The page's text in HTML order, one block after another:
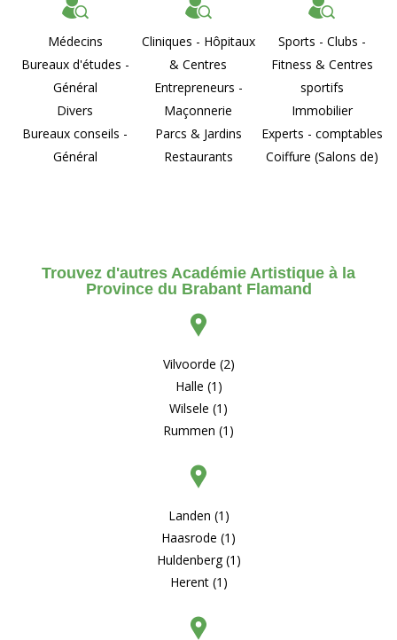
Médecins
Bureaux d'études -
Général
Divers
Bureaux conseils -
Général
Cliniques - Hôpitaux
& Centres
Entrepreneurs -
Maçonnerie
Parcs & Jardins
Restaurants
Sports - Clubs -
Fitness & Centres
sportifs
Immobilier
Experts - comptables
Coiffure (Salons de)
Trouvez d'autres Académie Artistique à la
Province du Brabant Flamand
Vilvoorde (2)
Halle (1)
Wilsele (1)
Rummen (1)
Landen (1)
Haasrode (1)
Huldenberg (1)
Herent (1)